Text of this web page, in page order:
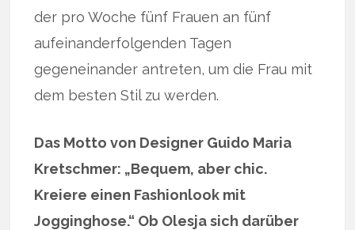
der pro Woche fünf Frauen an fünf
aufeinanderfolgenden Tagen
gegeneinander antreten, um die Frau mit
dem besten Stil zu werden.
Das Motto von Designer Guido Maria
Kretschmer: „Bequem, aber chic.
Kreiere einen Fashionlook mit
Jogginghose.“ Ob Olesja sich darüber